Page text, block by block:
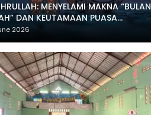
MENYELAMI MAKNA “BULAN
DAN KEUTAMAAN PUASA
2026